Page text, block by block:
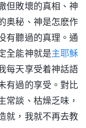
但敗壞的真相、神
奥秘、神是怎麽作
有聽過的真理。通
全能神就是主耶穌
每天享受着神話語
有過的享受。對比
常談、枯燥乏味，
就，我就不再去教